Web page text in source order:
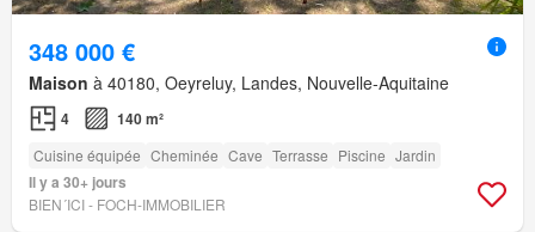
348 000 €
Maison à 40180, Oeyreluy, Landes, Nouvelle-Aquitaine
4 140 m²
Cuisine équipée Cheminée Cave Terrasse Piscine Jardin
Il y a 30+ jours
BIEN´ICI - FOCH-IMMOBILIER